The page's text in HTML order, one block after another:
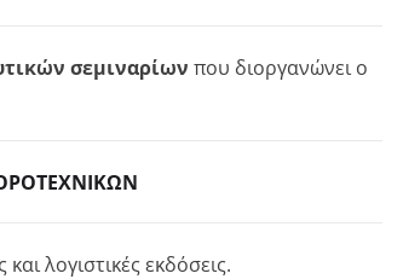
σεμιναρίων που διοργανώνει ο
λογιστικές εκδόσεις.